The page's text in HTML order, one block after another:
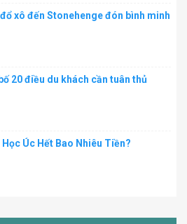
đổ xô đến Stonehenge đón bình minh
20 điều du khách cần tuân thủ
Học Úc Hết Bao Nhiêu Tiền?